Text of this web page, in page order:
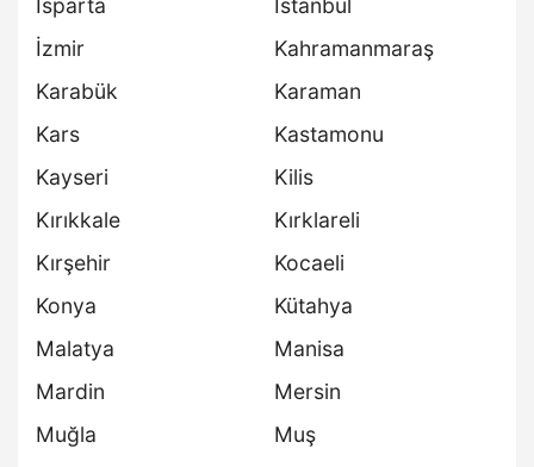
Isparta
İstanbul
İzmir
Kahramanmaraş
Karabük
Karaman
Kars
Kastamonu
Kayseri
Kilis
Kırıkkale
Kırklareli
Kırşehir
Kocaeli
Konya
Kütahya
Malatya
Manisa
Mardin
Mersin
Muğla
Muş